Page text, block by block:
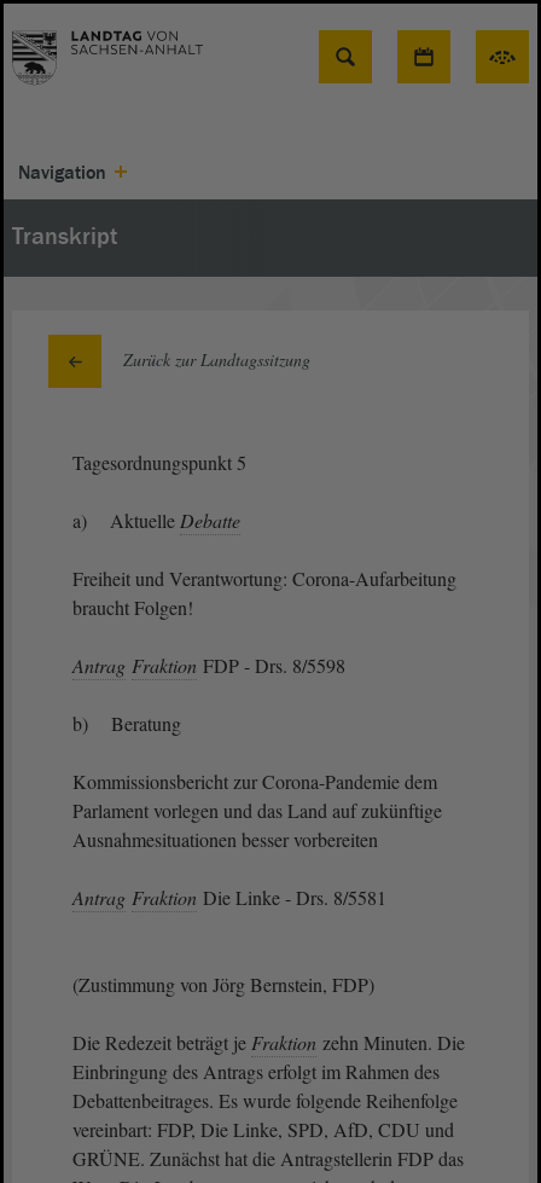
Suche
Navigation
Transkript
Zurück zur Landtagssitzung
Tagesordnungspunkt 5
a) Aktuelle Debatte
Freiheit und Verantwortung: Corona-Aufarbeitung
braucht Folgen!
Antrag Fraktion FDP - Drs. 8/5598
b) Beratung
Kommissionsbericht zur Corona-Pandemie dem
Parlament vorlegen und das Land auf zukünftige
Ausnahmesituationen besser vorbereiten
Antrag Fraktion Die Linke - Drs. 8/5581
(Zustimmung von Jörg Bernstein, FDP)
Die Redezeit beträgt je Fraktion zehn Minuten. Die
Einbringung des Antrags erfolgt im Rahmen des
Debattenbeitrages. Es wurde folgende Reihenfolge
vereinbart: FDP, Die Linke, SPD, AfD, CDU und
GRÜNE. Zunächst hat die Antragstellerin FDP das